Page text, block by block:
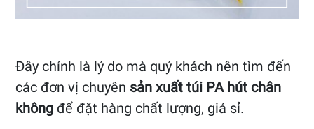
Đây chính là lý do mà quý khách nên tìm đến
các đơn vị chuyên sản xuất túi PA hút chân
không để đặt hàng chất lượng, giá sỉ.